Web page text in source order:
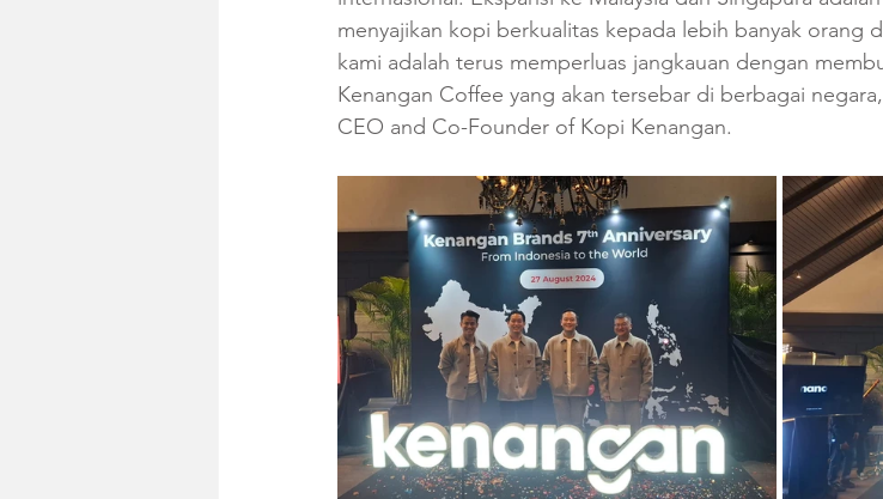
menyajikan kopi berkualitas kepada lebih banyak orang
kami adalah terus memperluas jangkauan dengan
Kenangan Coffee yang akan tersebar di berbagai
CEO and Co-Founder of Kopi Kenangan.